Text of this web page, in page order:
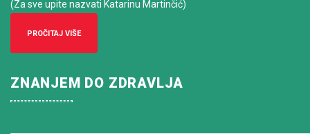
(Za sve upite nazvati Katarinu Martinčić)
PROČITAJ VIŠE
ZNANJEM DO ZDRAVLJA